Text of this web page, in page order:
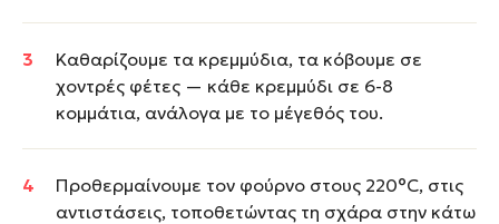
Καθαρίζουμε τα κρεμμύδια, τα κόβουμε σε
χοντρές φέτες — κάθε κρεμμύδι σε 6-8
κομμάτια, ανάλογα με το μέγεθός του.
Προθερμαίνουμε τον φούρνο στους 220°C, στις
αντιστάσεις, τοποθετώντας τη σχάρα στην κάτω